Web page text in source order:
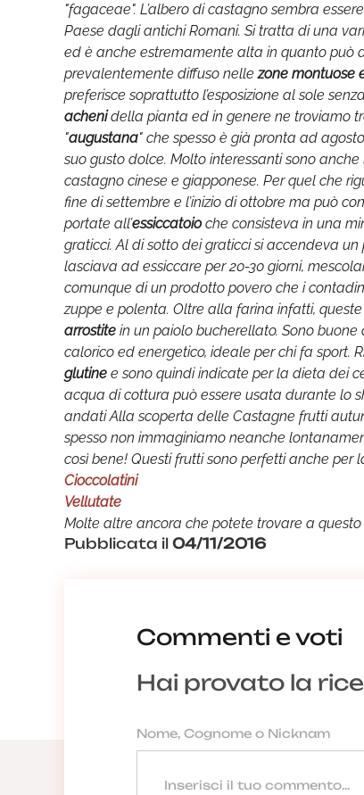
"fagaceae". L’albero di castagno sembra
Paese dagli antichi Romani. Si tratta di una
ed è anche estremamente alta in quanto può
prevalentemente diffuso nellezone montuose
preferisce soprattutto l’esposizione al sole
achenidella pianta ed in genere ne troviamo
"augustana" che spesso è già pronta ad
suo gusto dolce. Molto interessanti sono anche
castagno cinese e giapponese. Per quel che
fine di settembre e l’inizio di ottobre ma può
portate all’essiccatoioche consisteva in una
graticci. Al di sotto dei graticci si accendeva
lasciava ad essiccare per 20-30 giorni,
comunque di un prodotto povero che i
zuppe e polenta. Oltre alla farina infatti,
arrostite in un paiolo bucherellato. Sono
calorico ed energetico, ideale per chi fa sport.
glutine e sono quindi indicate per la dieta dei
acqua di cottura può essere usata durante lo
andati Alla scoperta delle Castagne frutti
spesso non immaginiamo neanche
così bene! Questi frutti sono perfetti anche per
Cioccolatini
Vellutate
Molte altre ancora che potete trovare a questo
Pubblicata il 04/11/2016
Commenti e voti
Hai provato la